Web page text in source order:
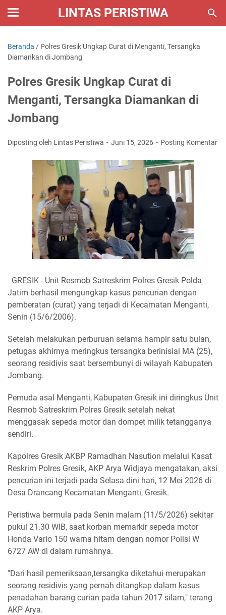
LINTAS PERISTIWA
Beranda / Polres Gresik Ungkap Curat di Menganti, Tersangka
Diamankan di Jombang
Polres Gresik Ungkap Curat di
Menganti, Tersangka Diamankan di
Jombang
Diposting oleh Lintas Peristiwa Juni 15, 2026 Posting Komentar
​GRESIK - Unit Resmob Satreskrim Polres Gresik Polda
Jatim berhasil mengungkap kasus pencurian dengan
pemberatan (curat) yang terjadi di Kecamatan Menganti,
Senin (15/6/2006).
Setelah melakukan perburuan selama hampir satu bulan,
petugas akhirnya meringkus tersangka berinisial MA (25),
seorang residivis saat bersembunyi di wilayah Kabupaten
Jombang.
Pemuda asal Menganti, Kabupaten Gresik ini diringkus Unit
Resmob Satreskrim Polres Gresik setelah nekat
menggasak sepeda motor dan dompet milik tetangganya
sendiri.
Kapolres Gresik AKBP Ramadhan Nasution melalui Kasat
Reskrim Polres Gresik, AKP Arya Widjaya mengatakan, aksi
pencurian ini terjadi pada Selasa dini hari, 12 Mei 2026 di
Desa Drancang Kecamatan Menganti, Gresik.
​Peristiwa bermula pada Senin malam (11/5/2026) sekitar
pukul 21.30 WIB, saat korban memarkir sepeda motor
Honda Vario 150 warna hitam dengan nomor Polisi W
6727 AW di dalam rumahnya.
"Dari hasil pemeriksaan,tersangka diketahui merupakan
seorang residivis yang pernah ditangkap dalam kasus
penadahan barang curian pada tahun 2017 silam," terang
AKP Arya.